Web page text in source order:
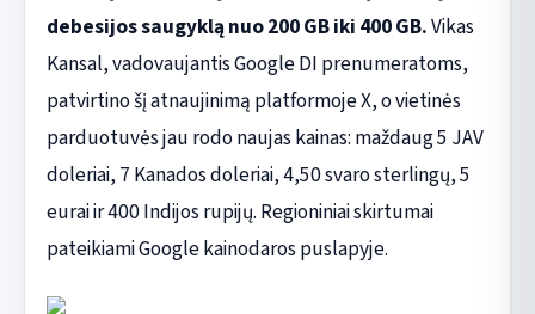
debesijos saugyklą nuo 200 GB iki 400 GB.Vikas
Kansal, vadovaujantis Google DI prenumeratoms,
patvirtino šį atnaujinimą platformoje X, o vietinės
parduotuvės jau rodo naujas kainas: maždaug 5 JAV
doleriai, 7 Kanados doleriai, 4,50 svaro sterlingų, 5
eurai ir 400 Indijos rupijų. Regioniniai skirtumai
pateikiami Google kainodaros puslapyje.